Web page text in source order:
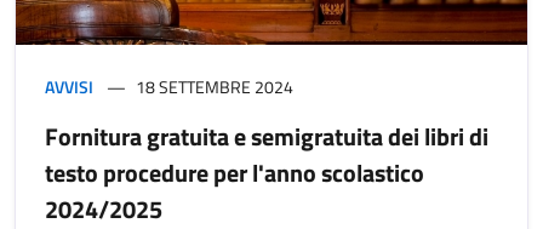
AVVISI 18 SETTEMBRE 2024
Fornitura gratuita e semigratuita dei libri di
testo procedure per l'anno scolastico
2024/2025